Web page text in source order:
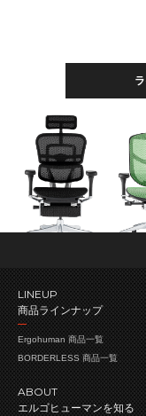
LINEUP
商品ラインナップ
Ergohuman 商品一覧
BORDERLESS 商品一覧
ABOUT
エルゴヒューマンを知る